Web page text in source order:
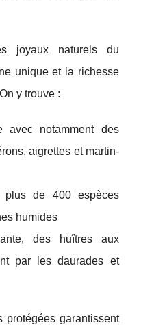
joyaux naturels du
unique et la richesse
y trouve :
avec notamment des
aigrettes et martin-
plus de 400 espèces
humides
des huîtres aux
par les daurades et
protégées garantissent